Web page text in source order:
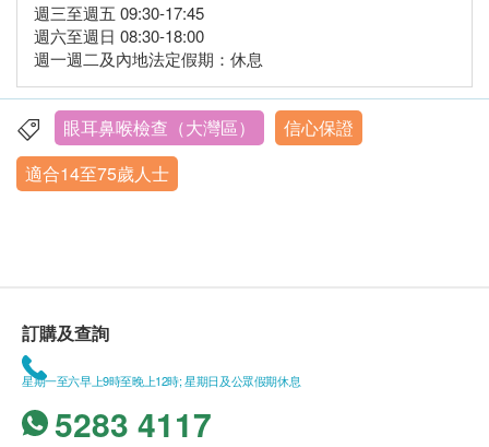
週三至週五 09:30-17:45
週六至週日 08:30-18:00
週一週二及內地法定假期：休息
眼耳鼻喉檢查（大灣區）
信心保證
適合14至75歲人士
訂購及查詢
星期一至六早上9時至晚上12時; 星期日及公眾假期休息
5283 4117